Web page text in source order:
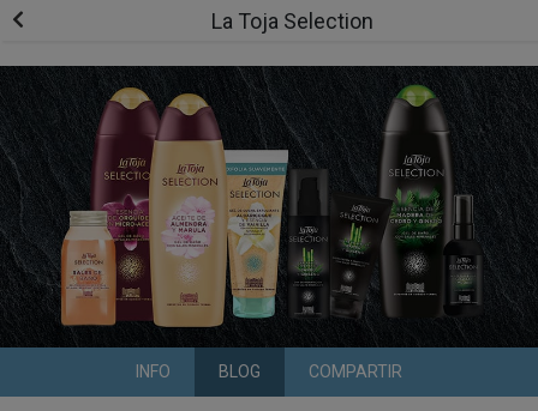
La Toja Selection
INFO BLOG COMPARTIR